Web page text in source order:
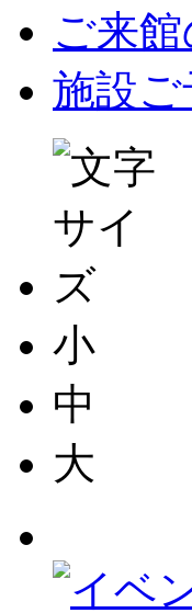
ご来
施設
小
中
大